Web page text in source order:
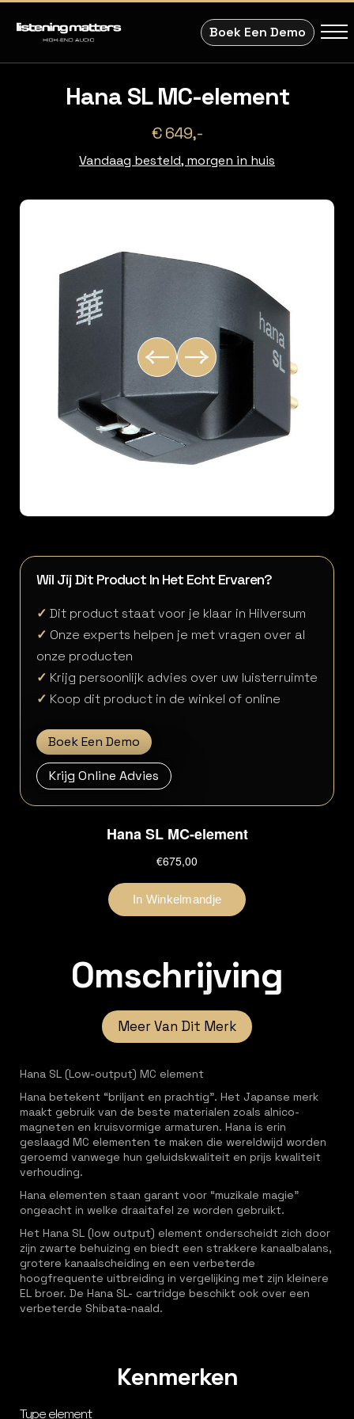
Boek Een Demo
Hana SL MC-element
€ 649,-
Vandaag besteld, morgen in huis
Wil Jij Dit Product In Het Echt Ervaren?
✓ Dit product staat voor je klaar in Hilversum
✓ Onze experts helpen je met vragen over al
onze producten
✓ Krijg persoonlijk advies over uw luisterruimte
✓ Koop dit product in de winkel of online
Boek Een Demo
Krijg Online Advies
Omschrijving
Meer Van Dit Merk
Hana SL (Low-output) MC element
Hana betekent “briljant en prachtig”. Het Japanse merk
maakt gebruik van de beste materialen zoals alnico-
magneten en kruisvormige armaturen. Hana is erin
geslaagd MC elementen te maken die wereldwijd worden
geroemd vanwege hun geluidskwaliteit en prijs kwaliteit
verhouding.
Hana elementen staan garant voor “muzikale magie”
ongeacht in welke draaitafel ze worden gebruikt.
Het Hana SL (low output) element onderscheidt zich door
zijn zwarte behuizing en biedt een strakkere kanaalbalans,
grotere kanaalscheiding en een verbeterde
hoogfrequente uitbreiding in vergelijking met zijn kleinere
EL broer. De Hana SL- cartridge beschikt ook over een
verbeterde Shibata-naald.
Kenmerken
Type element